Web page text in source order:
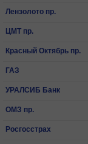
Лензолото пр.
ЦМТ пр.
Красный Октябрь пр.
ГАЗ
УРАЛСИБ Банк
ОМЗ пр.
Росгосстрах